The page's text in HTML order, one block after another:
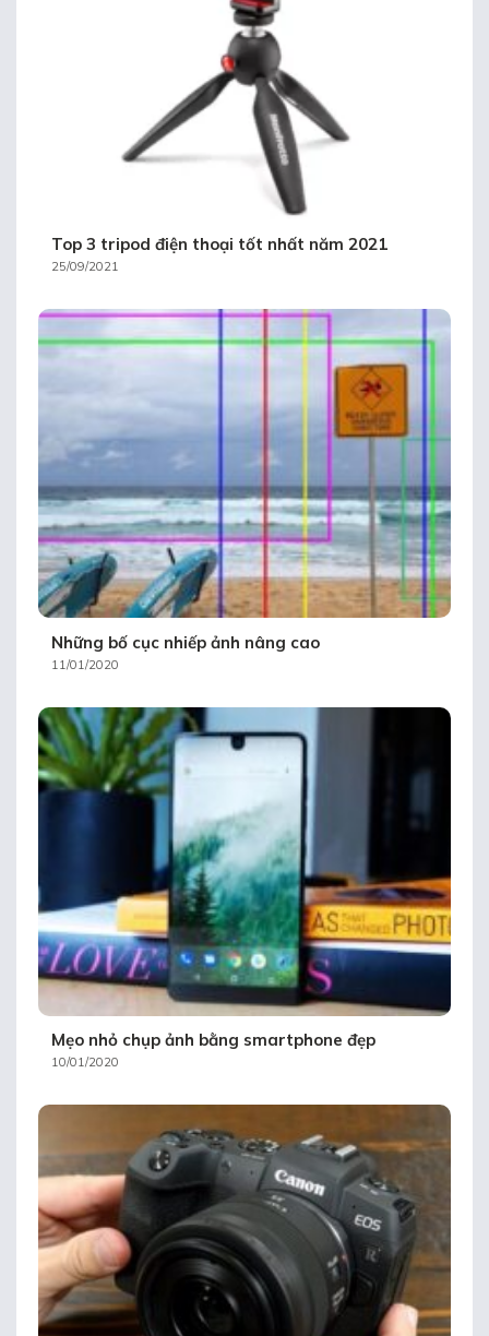
Top 3 tripod điện thoại tốt nhất năm 2021
25/09/2021
Những bố cục nhiếp ảnh nâng cao
11/01/2020
Mẹo nhỏ chụp ảnh bằng smartphone đẹp
10/01/2020